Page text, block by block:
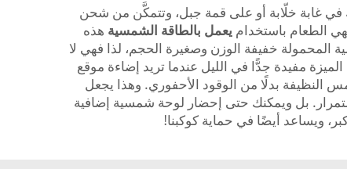
في غابة خلّابة أو على قمة جبل، وتتمكَّن من شحن
يعمل بالطاقة الشمسية هذه
المحمولة خفيفة الوزن وصغيرة الحجم، لذا فهي لا
مفيدة جدًّا في الليل عندما تريد إضاءة موقع
النظيفة بدلًا من الوقود الأحفوري. وهذا يجعل
بل ويمكنك حتى إحضار لوحة شمسية إضافية
ويساعد أيضًا في حماية كوكبنا!